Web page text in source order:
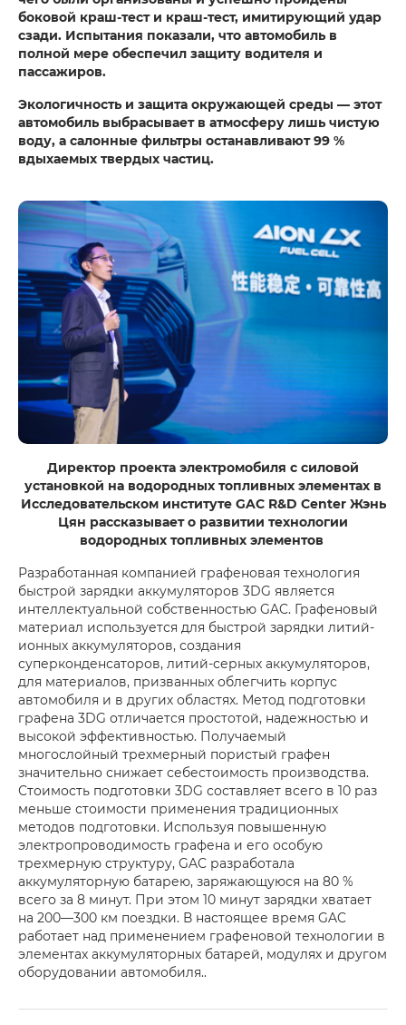
боковой краш-тест и краш-тест, имитирующий удар
сзади. Испытания показали, что автомобиль в
полной мере обеспечил защиту водителя и
пассажиров.
Экологичность и защита окружающей среды — этот
автомобиль выбрасывает в атмосферу лишь чистую
воду, а салонные фильтры останавливают 99 %
вдыхаемых твердых частиц.
Директор проекта электромобиля с силовой
установкой на водородных топливных элементах в
Исследовательском институте GAC R&D Center Жэнь
Цян рассказывает о развитии технологии
водородных топливных элементов
Разработанная компанией графеновая технология
быстрой зарядки аккумуляторов 3DG является
интеллектуальной собственностью GAC. Графеновый
материал используется для быстрой зарядки литий-
ионных аккумуляторов, создания
суперконденсаторов, литий-серных аккумуляторов,
для материалов, призванных облегчить корпус
автомобиля и в других областях. Метод подготовки
графена 3DG отличается простотой, надежностью и
высокой эффективностью. Получаемый
многослойный трехмерный пористый графен
значительно снижает себестоимость производства.
Стоимость подготовки 3DG составляет всего в 10 раз
меньше стоимости применения традиционных
методов подготовки. Используя повышенную
электропроводимость графена и его особую
трехмерную структуру, GAC разработала
аккумуляторную батарею, заряжающуюся на 80 %
всего за 8 минут. При этом 10 минут зарядки хватает
на 200—300 км поездки. В настоящее время GAC
работает над применением графеновой технологии в
элементах аккумуляторных батарей, модулях и другом
оборудовании автомобиля..